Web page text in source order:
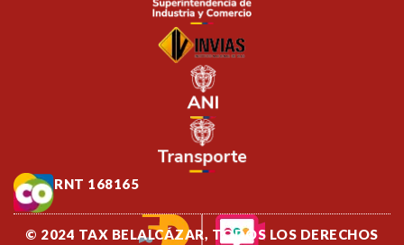
RNT 168165
© 2024 TAX BELALCÁZAR, TODOS LOS DERECHOS